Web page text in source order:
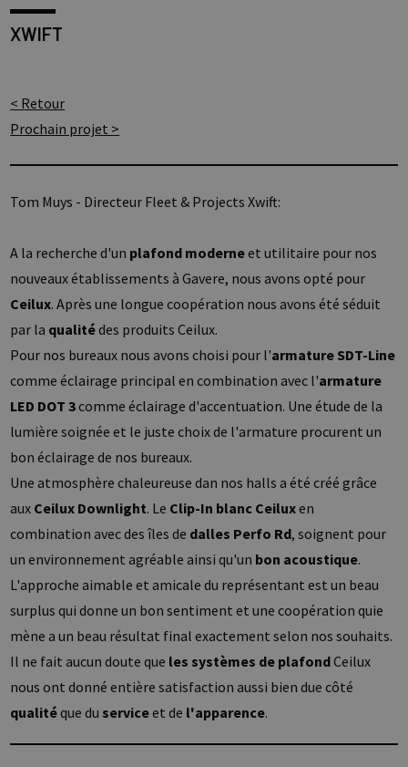
XWIFT
< Retour
Prochain projet >
Tom Muys - Directeur Fleet & Projects Xwift:
A la recherche d'un plafond moderneet utilitaire pour nos
nouveaux établissements à Gavere, nous avons opté pour
Ceilux. Après une longue coopération nous avons été séduit
par la qualitédes produits Ceilux.
Pour nos bureaux nous avons choisi pour l'armature SDT-Line
comme éclairage principal en combination avec l'armature
LED DOT 3comme éclairage d'accentuation. Une étude de la
lumière soignée et le juste choix de l'armature procurent un
bon éclairage de nos bureaux.
Une atmosphère chaleureuse dan nos halls a été créé grâce
aux Ceilux Downlight. Le Clip-In blanc Ceiluxen
combination avec des îles de dalles Perfo Rd, soignent pour
un environnement agréable ainsi qu'un bon acoustique.
L'approche aimable et amicale du représentant est un beau
surplus qui donne un bon sentiment et une coopération quie
mène a un beau résultat final exactement selon nos souhaits.
Il ne fait aucun doute que les systèmes de plafondCeilux
nous ont donné entière satisfaction aussi bien due côté
qualitéque du serviceet de l'apparence.